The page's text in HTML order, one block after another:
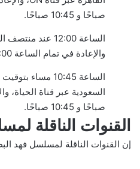
صباحًا و 10:45 صباحًا.
الساعة 12:00 عند
والإعادة في تمام الساعة 12:00 ظهرًا و 04:30 مساء.
صباحًا و 10:45 صباحًا.
القنوات الناقلة
إن القنوات الناقلة لمسلسل فهد